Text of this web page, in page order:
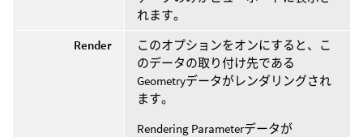
れます。
Render
このオプションをオンにすると、こ
のデータの取り付け先である
Geometryデータがレンダリングされ
ます。
Rendering Parameterデータが